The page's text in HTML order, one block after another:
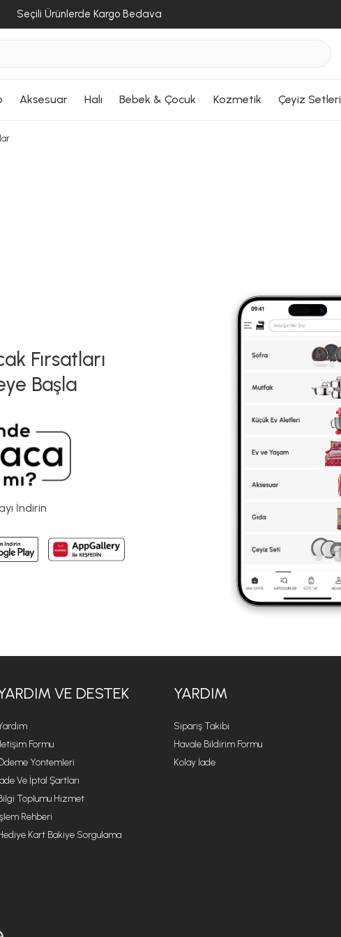
Seçili Ürünlerde Kargo Bedava
Aksesuar Halı Bebek & Çocuk Kozmetik Çeyiz Setleri
Fırsatları
Başla
İndirin
VE DESTEK
Formu
Yöntemleri
Ve İptal Şartları
Toplumu Hizmet
Rehberi
Kart Bakiye Sorgulama
YARDIM
Sipariş Takibi
Havale Bildirim Formu
Kolay İade